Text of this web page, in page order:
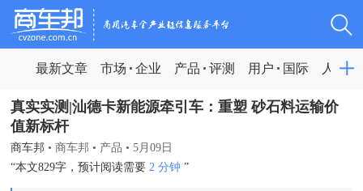
最新文章 市场 企业 产品 评测 用户 国际 人物
真实实测|汕德卡新能源牵引车：重塑 砂石料运输价
值新标杆
商车邦 • 商车邦 • 产品 • 5月09日
“本文829字，预计阅读需要2 分钟”